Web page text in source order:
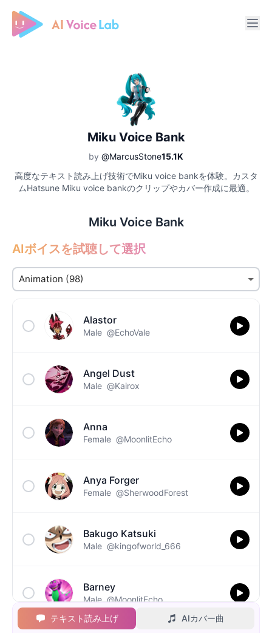
Free AI Cover & AI Voice Over
Miku Voice Bank
by @MarcusStone15.1K
高度なテキスト読み上げ技術でMiku voice bankを体験。カスタ
ムHatsune Miku voice bankのクリップやカバー作成に最適。
Miku Voice Bank
AIボイスを試聴して選択
Alastor
Male @EchoVale
Angel Dust
Male @Kairox
Anna
Female @MoonlitEcho
Anya Forger
Female @SherwoodForest
Bakugo Katsuki
Male @kingofworld_666
Barney
Male @MoonlitEcho
テキスト読み上げ AIカバー曲